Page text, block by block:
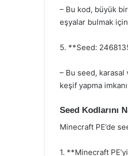
– Bu kod, büyük
eşyalar bulmak
5. **Seed:
– Bu seed, karasal
keşif yapma
Seed Kodlarını
Minecraft PE’de
1. **Minecraft